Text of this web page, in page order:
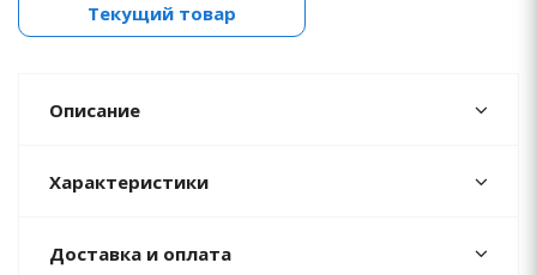
Текущий товар
Описание
Характеристики
Доставка и оплата